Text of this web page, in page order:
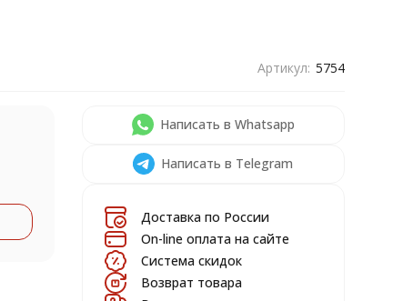
Артикул: 5754
Написать в Whatsapp
Написать в Telegram
Доставка по России
On-line оплата на сайте
Система скидок
Возврат товара